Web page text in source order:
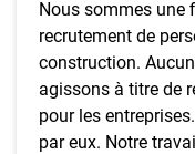
Nous sommes une
recrutement de
construction.
agissons à titre de
pour les
par eux. Notre